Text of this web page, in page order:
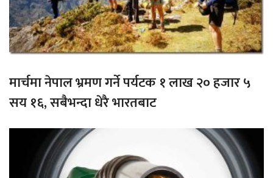
मार्चमा नेपाल भ्रमण गर्ने पर्यटक १ लाख २० हजार ५
सय १६, सबैभन्दा धेरै भारतबाट